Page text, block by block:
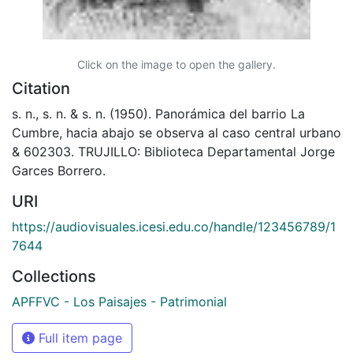
Click on the image to open the gallery.
Citation
s. n., s. n. & s. n. (1950). Panorámica del barrio La
Cumbre, hacia abajo se observa al caso central urbano
& 602303. TRUJILLO: Biblioteca Departamental Jorge
Garces Borrero.
URI
https://audiovisuales.icesi.edu.co/handle/123456789/1
7644
Collections
APFFVC - Los Paisajes - Patrimonial
Full item page